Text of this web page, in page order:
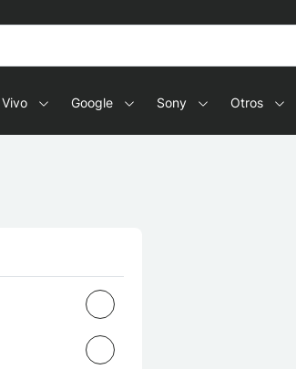
Vivo Google Sony Otros